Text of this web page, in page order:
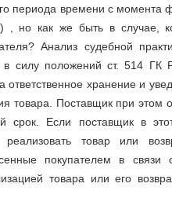
периода времени с момента
, но как же быть в случае,
Анализ судебной
в силу положений ст. 514 ГК
ответственное хранение и
товара. Поставщик при этом
срок. Если поставщик в
товар или
покупателем в связи
товара или его